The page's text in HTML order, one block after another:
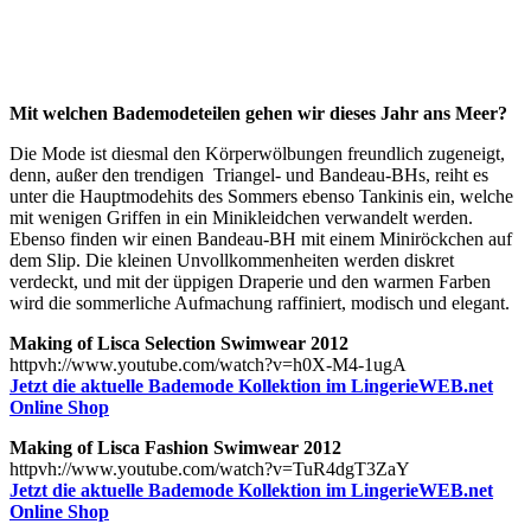
Mit welchen Bademodeteilen gehen wir dieses Jahr ans Meer?
Die Mode ist diesmal den Körperwölbungen freundlich zugeneigt,
denn, außer den trendigen Triangel- und Bandeau-BHs, reiht es
unter die Hauptmodehits des Sommers ebenso Tankinis ein, welche
mit wenigen Griffen in ein Minikleidchen verwandelt werden.
Ebenso finden wir einen Bandeau-BH mit einem Miniröckchen auf
dem Slip. Die kleinen Unvollkommenheiten werden diskret
verdeckt, und mit der üppigen Draperie und den warmen Farben
wird die sommerliche Aufmachung raffiniert, modisch und elegant.
Making of Lisca Selection Swimwear 2012
httpvh://www.youtube.com/watch?v=h0X-M4-1ugA
Jetzt die aktuelle Bademode Kollektion im LingerieWEB.net
Online Shop
Making of Lisca Fashion Swimwear 2012
httpvh://www.youtube.com/watch?v=TuR4dgT3ZaY
Jetzt die aktuelle Bademode Kollektion im LingerieWEB.net
Online Shop